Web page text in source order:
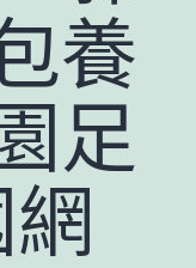
養
足